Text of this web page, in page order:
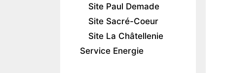
Site Paul Demade
Site Sacré-Coeur
Site La Châtellenie
Service Energie